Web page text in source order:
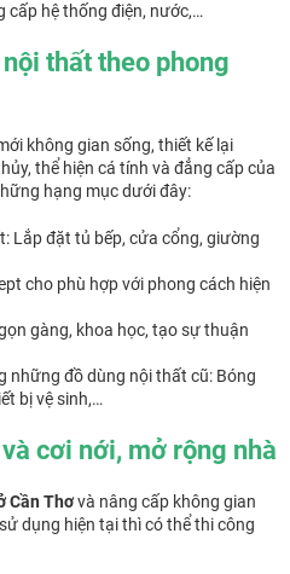
cấp hệ thống điện, nước,…
thất theo phong
không gian sống, thiết kế lại
thể hiện cá tính và đẳng cấp của
hạng mục dưới đây:
Lắp đặt tủ bếp, cửa cổng, giường
cho phù hợp với phong cách hiện
gàng, khoa học, tạo sự thuận
những đồ dùng nội thất cũ: Bóng
bị vệ sinh,…
cơi nới, mở rộng nhà
Cần Thơvà nâng cấp không gian
dụng hiện tại thì có thể thi công